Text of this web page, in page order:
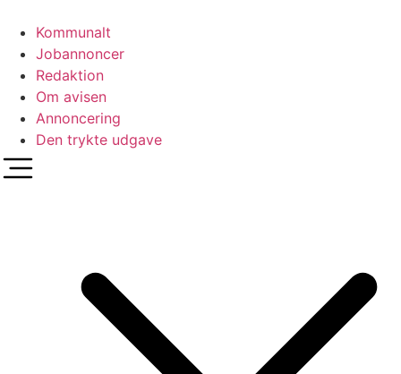
indhold
Kommunalt
Jobannoncer
Redaktion
Om avisen
Annoncering
Den trykte udgave